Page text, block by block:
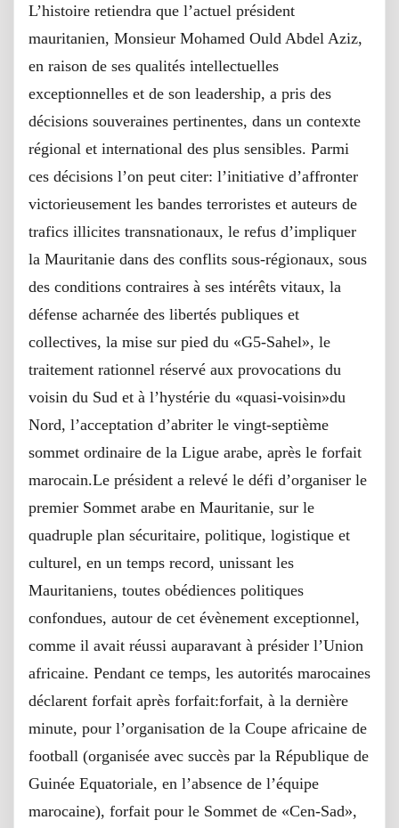
L’histoire retiendra que l’actuel président
mauritanien, Monsieur Mohamed Ould Abdel Aziz,
en raison de ses qualités intellectuelles
exceptionnelles et de son leadership, a pris des
décisions souveraines pertinentes, dans un contexte
régional et international des plus sensibles. Parmi
ces décisions l’on peut citer: l’initiative d’affronter
victorieusement les bandes terroristes et auteurs de
trafics illicites transnationaux, le refus d’impliquer
la Mauritanie dans des conflits sous-régionaux, sous
des conditions contraires à ses intérêts vitaux, la
défense acharnée des libertés publiques et
collectives, la mise sur pied du «G5-Sahel», le
traitement rationnel réservé aux provocations du
voisin du Sud et à l’hystérie du «quasi-voisin»du
Nord, l’acceptation d’abriter le vingt-septième
sommet ordinaire de la Ligue arabe, après le forfait
marocain.Le président a relevé le défi d’organiser le
premier Sommet arabe en Mauritanie, sur le
quadruple plan sécuritaire, politique, logistique et
culturel, en un temps record, unissant les
Mauritaniens, toutes obédiences politiques
confondues, autour de cet évènement exceptionnel,
comme il avait réussi auparavant à présider l’Union
africaine. Pendant ce temps, les autorités marocaines
déclarent forfait après forfait:forfait, à la dernière
minute, pour l’organisation de la Coupe africaine de
football (organisée avec succès par la République de
Guinée Equatoriale, en l’absence de l’équipe
marocaine), forfait pour le Sommet de «Cen-Sad»,